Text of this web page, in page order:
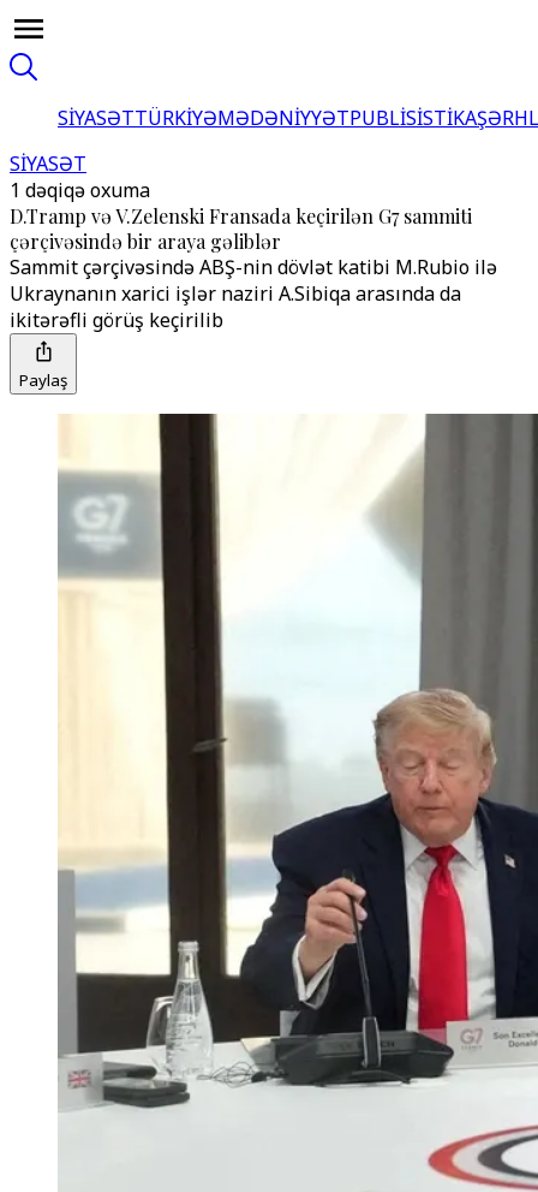
SİYASƏTTÜRKİYƏMƏDƏNİYYƏTPUBLİSİSTİKA
SİYASƏT
1 dəqiqə oxuma
D.Tramp və V.Zelenski Fransada keçirilən G7 sammiti
çərçivəsində bir araya gəliblər
Sammit çərçivəsində ABŞ-nin dövlət katibi M.Rubio ilə
Ukraynanın xarici işlər naziri A.Sibiqa arasında da
ikitərəfli görüş keçirilib
Paylaş